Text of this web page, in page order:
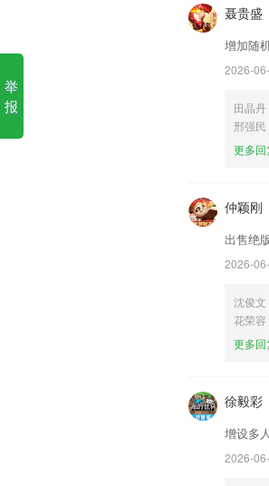
4.每日精选优
5.依托远程重
对学员因材
6.一个人走得
修复 编辑书籍
支持打印时从
以上就是乐
使用经历，
联系我们
历，以帮助我
聂贵盛
增加随
2026-
田晶丹
邢强
更多回
仲颖刚
出售绝
2026-
沈俊文
花荣
更多回
徐毅彩
增设多
2026-
举
报